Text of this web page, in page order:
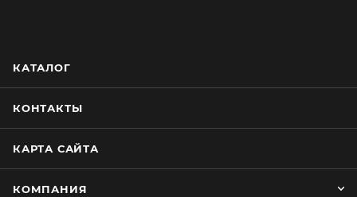
КАТАЛОГ
КОНТАКТЫ
КАРТА САЙТА
КОМПАНИЯ